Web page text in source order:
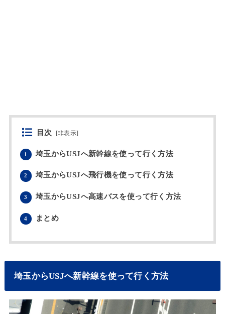
目次 [非表示]
1 埼玉からUSJへ新幹線を使って行く方法
2 埼玉からUSJへ飛行機を使って行く方法
3 埼玉からUSJへ高速バスを使って行く方法
4 まとめ
埼玉からUSJへ新幹線を使って行く方法